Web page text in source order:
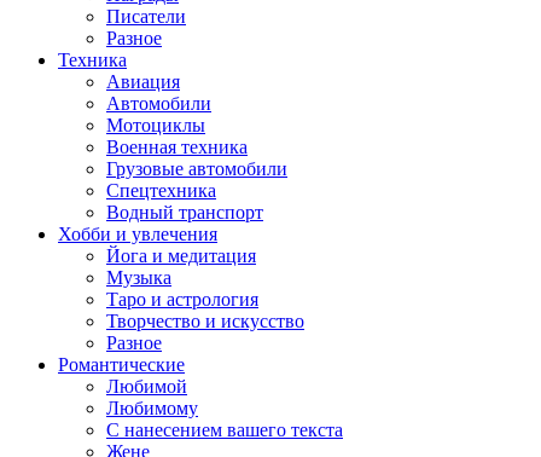
Писатели
Разное
Техника
Авиация
Автомобили
Мотоциклы
Военная техника
Грузовые автомобили
Спецтехника
Водный транспорт
Хобби и увлечения
Йога и медитация
Музыка
Таро и астрология
Творчество и искусство
Разное
Романтические
Любимой
Любимому
С нанесением вашего текста
Жене